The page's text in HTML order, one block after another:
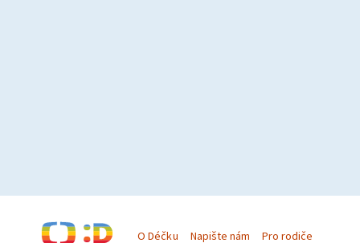
O Déčku Napište nám Pro rodiče